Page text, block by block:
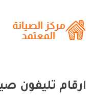
ارقام تليفون